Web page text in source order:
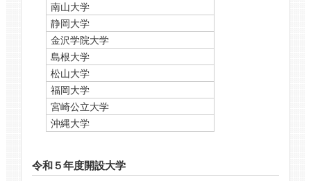
南山大学
静岡大学
金沢学院大学
島根大学
松山大学
福岡大学
宮崎公立大学
沖縄大学
令和５年度開設大学